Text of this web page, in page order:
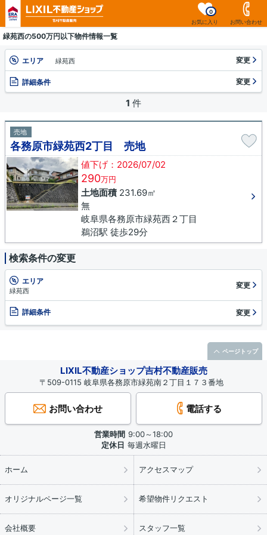
お気に入り
0
お問い合わせ
緑苑西の500万円以下物件情報一覧
エリア 緑苑西 変更
詳細条件 変更
1 件
売地
各務原市緑苑西2丁目 売地
値下げ：2026/07/02
290万円
土地面積231.69㎡
無
岐阜県各務原市緑苑西２丁目
鵜沼駅 徒歩29分
検索条件の変更
エリア
緑苑西
変更
詳細条件 変更
LIXIL不動産ショップ吉村不動産販売
〒509-0115 岐阜県各務原市緑苑南２丁目１７３番地
お問い合わせ 電話する
営業時間 9:00～18:00
定休日 毎週水曜日
ホーム アクセスマップ
オリジナルページ一覧 希望物件リクエスト
会社概要 スタッフ一覧
ページトップ